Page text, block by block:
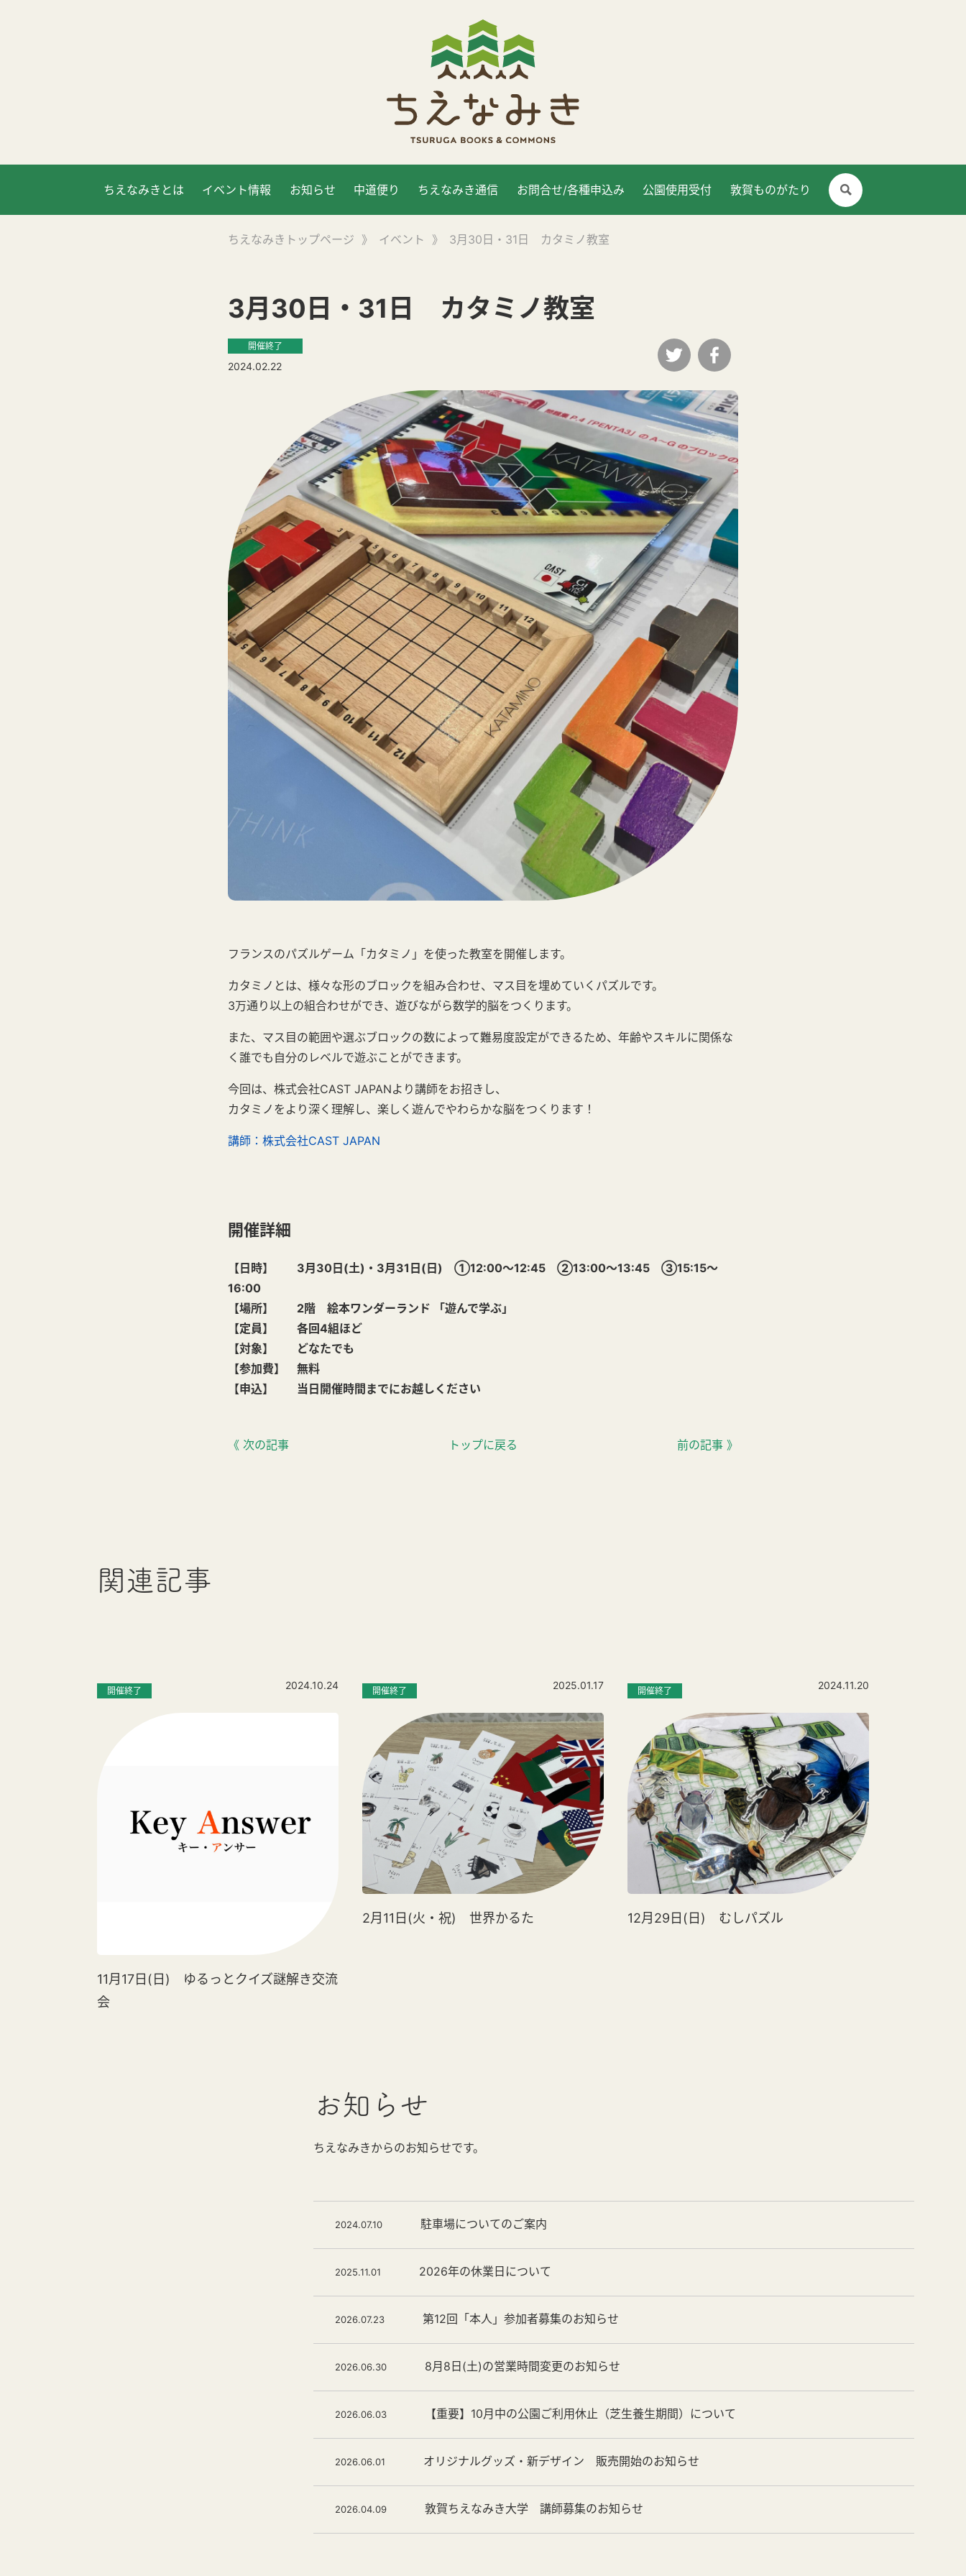
ちえなみきとは イベント情報 お知らせ 中道便り ちえなみき通信 お問合せ/各種申込み 公園使用受付 敦賀ものがたり
ちえなみきトップページ 》 イベント 》 3月30日・31日 カタミノ教室
3月30日・31日 カタミノ教室
開催終了
2024.02.22
フランスのパズルゲーム「カタミノ」を使った教室を開催します。
カタミノとは、様々な形のブロックを組み合わせ、マス目を埋めていくパズルです。
3万通り以上の組合わせができ、遊びながら数学的脳をつくります。
また、マス目の範囲や選ぶブロックの数によって難易度設定ができるため、年齢やスキルに関係な
く誰でも自分のレベルで遊ぶことができます。
今回は、株式会社CAST JAPANより講師をお招きし、
カタミノをより深く理解し、楽しく遊んでやわらかな脳をつくります！
講師： 株式会社CAST JAPAN
開催詳細
【日時】 3月30日(土)・3月31日(日) ①12:00～12:45 ②13:00～13:45 ③15:15～
16:00
【場所】 2階 絵本ワンダーランド 「遊んで学ぶ」
【定員】 各回4組ほど
【対象】 どなたでも
【参加費】 無料
【申込】 当日開催時間までにお越しください
《 次の記事 トップに戻る 前の記事 》
関連記事
開催終了 2024.10.24
11月17日(日) ゆるっとクイズ謎解き交流
会
開催終了 2025.01.17
2月11日(火・祝) 世界かるた
開催終了 2024.11.20
12月29日(日) むしパズル
お知らせ
ちえなみきからのお知らせです。
2024.07.10 駐車場についてのご案内
2025.11.01 2026年の休業日について
2026.07.23 第12回「本人」参加者募集のお知らせ
2026.06.30 8月8日(土)の営業時間変更のお知らせ
2026.06.03 【重要】10月中の公園ご利用休止（芝生養生期間）について
2026.06.01 オリジナルグッズ・新デザイン 販売開始のお知らせ
2026.04.09 敦賀ちえなみき大学 講師募集のお知らせ